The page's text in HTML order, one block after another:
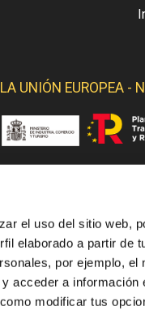
el uso del sitio web,
elaborado a partir de
por ejemplo, el
acceder a información
modificar tus
UNIÓN EUROPEA -